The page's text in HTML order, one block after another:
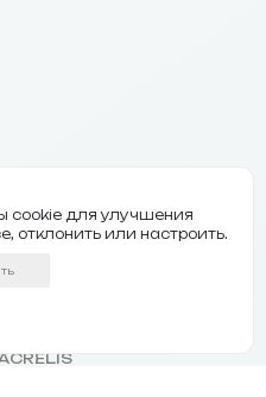
cookie для улучшения
отклонить или настроить.